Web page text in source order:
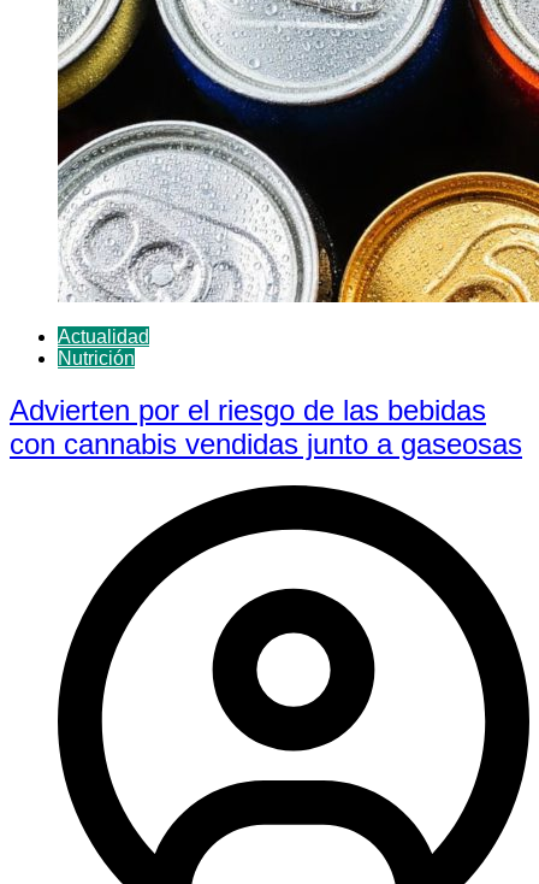
Actualidad
Nutrición
Advierten por el riesgo de las bebidas
con cannabis vendidas junto a gaseosas